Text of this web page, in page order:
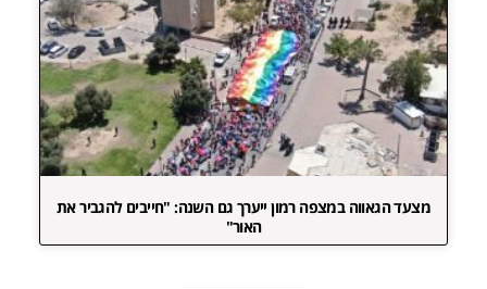
מצעד הגאווה במצפה רמון ייערך גם השנה: "חייבים להגביר את
האור"